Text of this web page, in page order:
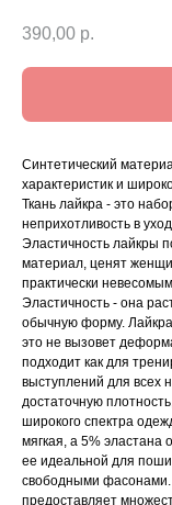
390,00 р.
Синтетический
характеристик и
Ткань лайкра - это
неприхотливость в
Эластичность лайкры
материал, ценят
практически
Эластичность - она
обычную форму.
это не вызовет
подходит как для
выступлений для всех
достаточную
широкого спектра
мягкая, а 5% эластана
ее идеальной для
свободными фасонами.
предоставляет